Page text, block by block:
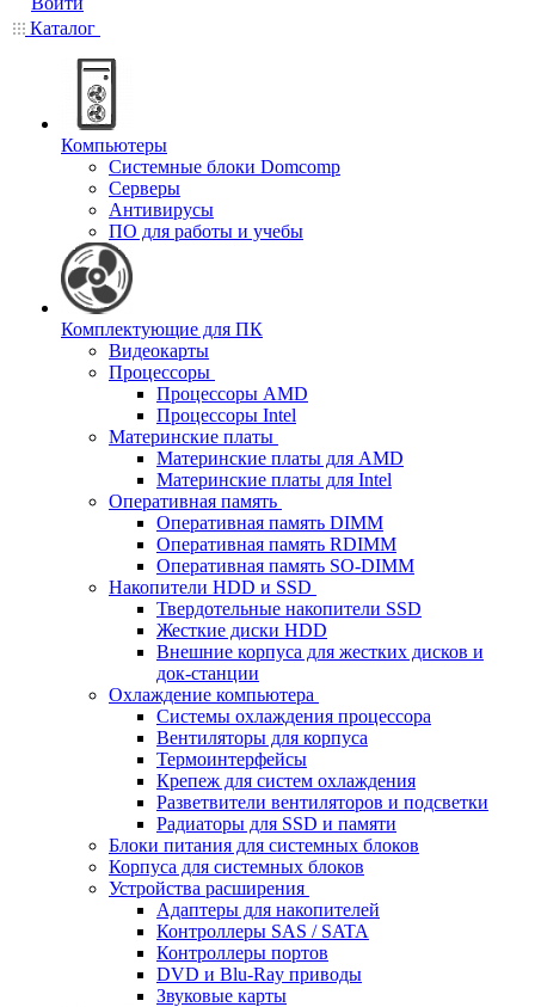
Каталог
Компьютеры
Системные блоки Domcomp
Серверы
Антивирусы
ПО для работы и учебы
Комплектующие для ПК
Видеокарты
Процессоры
Процессоры AMD
Процессоры Intel
Материнские платы
Материнские платы для AMD
Материнские платы для Intel
Оперативная память
Оперативная память DIMM
Оперативная память RDIMM
Оперативная память SO-DIMM
Накопители HDD и SSD
Твердотельные накопители SSD
Жесткие диски HDD
Внешние корпуса для жестких дисков и
док-станции
Охлаждение компьютера
Системы охлаждения процессора
Вентиляторы для корпуса
Термоинтерфейсы
Крепеж для систем охлаждения
Разветвители вентиляторов и подсветки
Радиаторы для SSD и памяти
Блоки питания для системных блоков
Корпуса для системных блоков
Устройства расширения
Адаптеры для накопителей
Контроллеры SAS / SATA
Контроллеры портов
DVD и Blu-Ray приводы
Звуковые карты